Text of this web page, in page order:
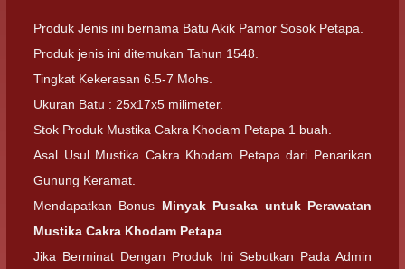
Produk Jenis ini bernama Batu Akik Pamor Sosok Petapa.
Produk jenis ini ditemukan Tahun 1548.
Tingkat Kekerasan 6.5-7 Mohs.
Ukuran Batu : 25x17x5 milimeter.
Stok Produk Mustika Cakra Khodam Petapa 1 buah.
Asal Usul Mustika Cakra Khodam Petapa dari Penarikan
Gunung Keramat.
Mendapatkan Bonus Minyak Pusaka untuk Perawatan
Mustika Cakra Khodam Petapa
Jika Berminat Dengan Produk Ini Sebutkan Pada Admin